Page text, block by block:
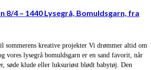
8/4 – 1440 Lysegrå, Bomuldsgarn, fra
sommerens kreative projekter Vi drømmer altid om
vores lysegrå bomuldsgarn er en sand favorit, når
søde klude eller luksuriøst blødt babytøj. Den